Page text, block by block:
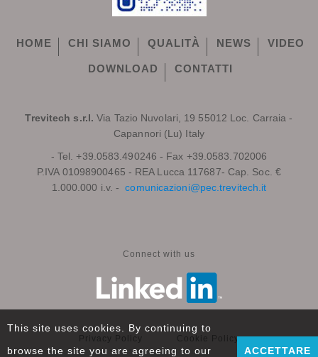
HOME CHI SIAMO QUALITÀ NEWS VIDEO
DOWNLOAD CONTATTI
Trevitech s.r.l. Via Tazio Nuvolari, 19 55012 Loc. Carraia -
Capannori (Lu) Italy
- Tel. +39.0583.490246 - Fax +39.0583.702006
P.IVA 01098900465 - REA Lucca 117687- Cap. Soc. €
1.000.000 i.v. -comunicazioni@pec.trevitech.it
Connect with us
Privacy Policy Cookie Policy
This site uses cookies. By continuing to
browse the site you are agreeing to our
ACCETTARE